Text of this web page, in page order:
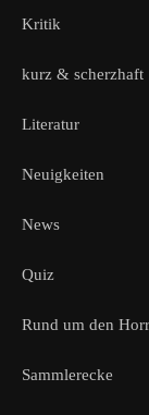
Kritik
kurz & scherzhaft
Literatur
Neuigkeiten
News
Quiz
Rund um den
Sammlerecke